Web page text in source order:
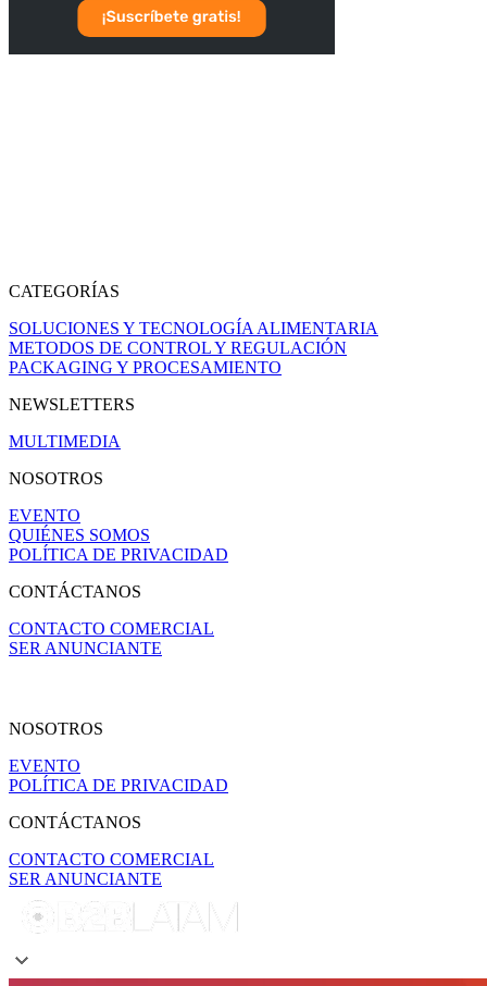
CATEGORÍAS
SOLUCIONES Y TECNOLOGÍA ALIMENTARIA
METODOS DE CONTROL Y REGULACIÓN
PACKAGING Y PROCESAMIENTO
NEWSLETTERS
MULTIMEDIA
NOSOTROS
EVENTO
QUIÉNES SOMOS
POLÍTICA DE PRIVACIDAD
CONTÁCTANOS
CONTACTO COMERCIAL
SER ANUNCIANTE
NOSOTROS
EVENTO
POLÍTICA DE PRIVACIDAD
CONTÁCTANOS
CONTACTO COMERCIAL
SER ANUNCIANTE